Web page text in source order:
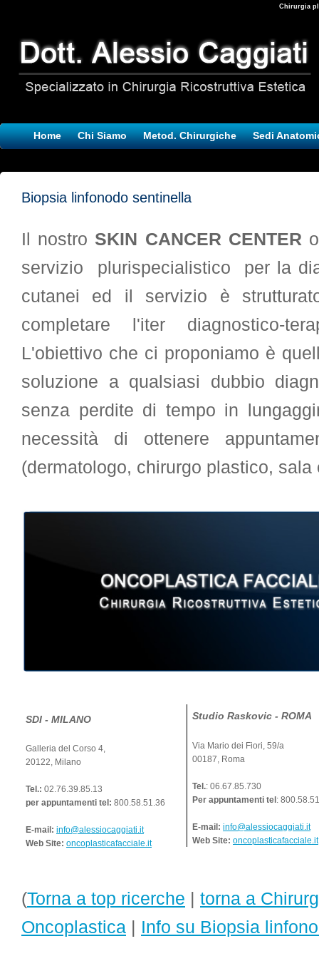
Chirurgia
Home Chi Siamo Metod. Chirurgiche Sedi
Biopsia linfonodo sentinella
Il nostro SKIN CANCER CENTER
servizio plurispecialistico per la
cutanei ed il servizio è
completare l'iter diagnostico-
L'obiettivo che ci proponiamo è
soluzione a qualsiasi dubbio
senza perdite di tempo in
necessità di ottenere
(dermatologo, chirurgo plastico, sala
SDI - MILANO
Galleria del Corso 4,
20122, Milano
Tel.: 02.76.39.85.13
per appuntamenti tel: 800.58.51.36
E-mail: info@alessiocaggiati.it
Web Site: oncoplasticafacciale.it
Studio Raskovic - ROMA
Via Mario dei Fiori, 59/a
00187, Roma
Tel.: 06.67.85.730
Per appuntamenti tel :
E-mail: info@alessiocaggiati.it
Web Site: oncoplasticafacciale.it
(Torna a top ricerche | torna a
Oncoplastica | Info su Biopsia